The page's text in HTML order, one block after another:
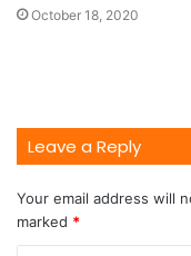
October 18, 2020
Leave a Reply
Your email address will
marked *